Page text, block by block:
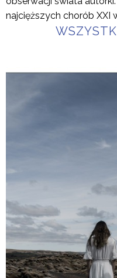
najcięższych chorób XXI